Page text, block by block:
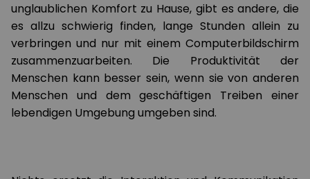
unglaublichen Komfort zu Hause, gibt es andere, die
es allzu schwierig finden, lange Stunden allein zu
verbringen und nur mit einem Computerbildschirm
zusammenzuarbeiten. Die Produktivität der
Menschen kann besser sein, wenn sie von anderen
Menschen und dem geschäftigen Treiben einer
lebendigen Umgebung umgeben sind.